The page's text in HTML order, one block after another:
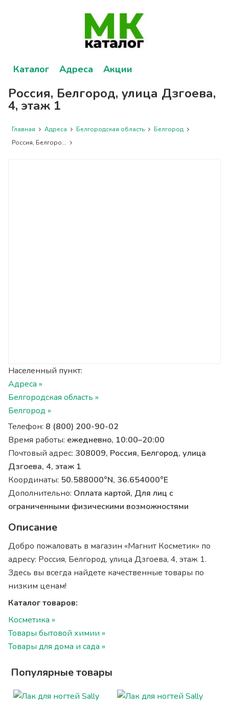
Каталог Адреса Акции
Россия, Белгород, улица Дзгоева,
4, этаж 1
Главная Адреса Белгородская область
Белгород
Россия, Белгоро...
Населенный пункт:
Адреса »
Белгородская область »
Белгород »
Телефон: 8 (800) 200-90-02
Время работы: ежедневно, 10:00–20:00
Почтовый адрес: 308009, Россия, Белгород, улица
Дзгоева, 4, этаж 1
Координаты: 50.588000°N, 36.654000°E
Дополнительно: Оплата картой, Для лиц с
ограниченными физическими возможностями
Описание
Добро пожаловать в магазин «Магнит Косметик» по
адресу: Россия, Белгород, улица Дзгоева, 4, этаж 1.
Здесь вы всегда найдете качественные товары по
низким ценам!
Каталог товаров:
Косметика »
Товары бытовой химии »
Товары для дома и сада »
Популярные товары